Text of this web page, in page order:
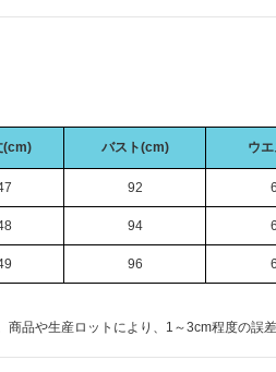
(cm) バスト(cm) ウ
92
94
96
品や生産ロットにより、1～3cm程度の誤